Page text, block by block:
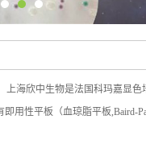
海欣中生物是法国科玛嘉显
用性平板（血琼脂平板,Baird-